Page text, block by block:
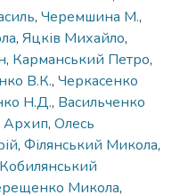
, Черемшина М.,
, Яцків Михайло,
, Карманський Петро,
В.К., Черкасенко
Н.Д., Васильченко
Архип, Олесь
, Філянський Микола,
Кобилянський
Микола,